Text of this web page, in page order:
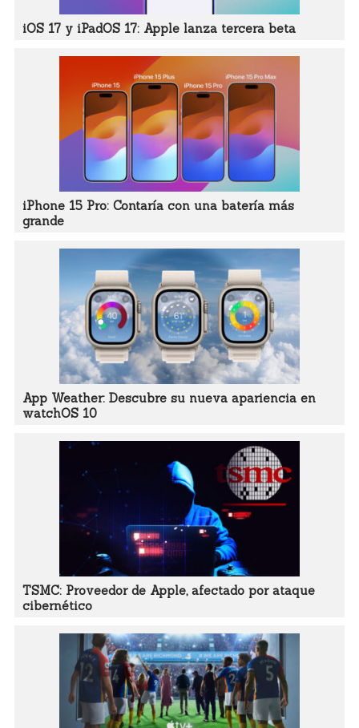
iOS 17 y iPadOS 17: Apple lanza tercera beta
iPhone 15 Pro: Contaría con una batería más
grande
App Weather: Descubre su nueva apariencia en
watchOS 10
TSMC: Proveedor de Apple, afectado por ataque
cibernético